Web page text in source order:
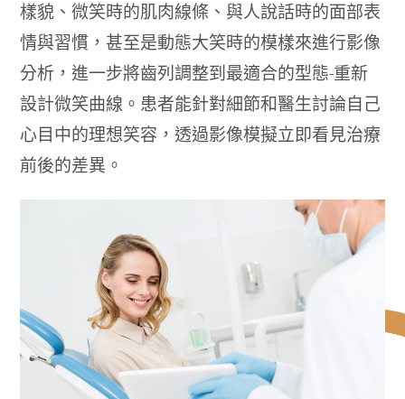
樣貌、微笑時的肌肉線條、與人說話時的面部表
情與習慣，甚至是動態大笑時的模樣來進行影像
分析，進一步將齒列調整到最適合的型態-重新
設計微笑曲線。患者能針對細節和醫生討論自己
心目中的理想笑容，透過影像模擬立即看見治療
前後的差異。